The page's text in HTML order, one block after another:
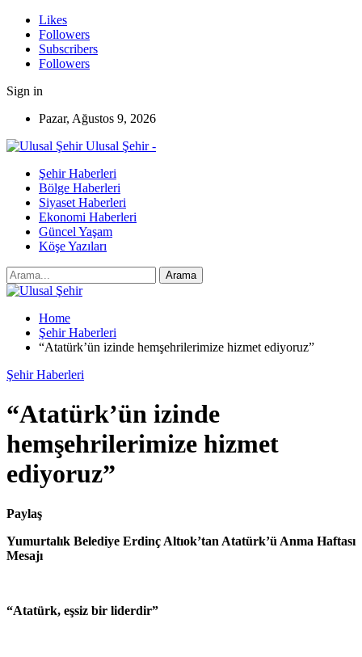
Likes
Followers
Subscribers
Followers
Sign in
Pazar, Ağustos 9, 2026
Ulusal Şehir -
Şehir Haberleri
Bölge Haberleri
Siyaset Haberleri
Ekonomi Haberleri
Güncel Yaşam
Köşe Yazıları
Home
Şehir Haberleri
“Atatürk’ün izinde hemşehrilerimize hizmet ediyoruz”
Şehir Haberleri
“Atatürk’ün izinde
hemşehrilerimize hizmet
ediyoruz”
Paylaş
Yumurtalık Belediye Erdinç Altıok’tan Atatürk’ü Anma Haftası
Mesajı
“Atatürk, eşsiz bir liderdir”